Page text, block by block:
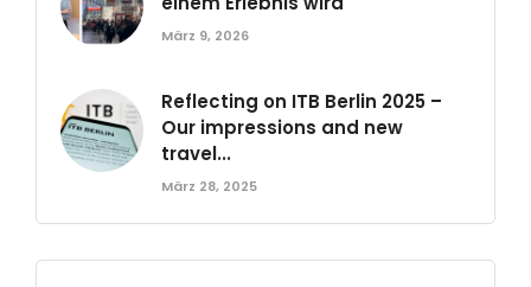
März 9, 2026
Reflecting on ITB Berlin 2025 –
Our impressions and new
travel...
März 28, 2025